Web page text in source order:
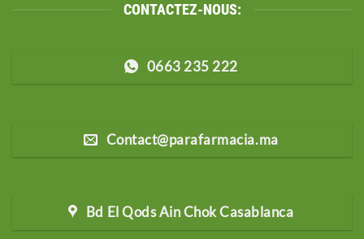
CONTACTEZ-NOUS:
0663 235 222
Contact@parafarmacia.ma
Bd El Qods Ain Chok Casablanca